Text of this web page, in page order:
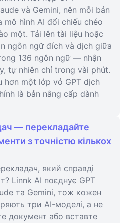
và Gemini, nên mỗi bản
mô hình AI đối chiếu chéo
một. Tải lên tài liệu hoặc
ngôn ngữ đích và dịch giữa
136 ngôn ngữ — nhận
tự nhiên chỉ trong vài phút.
hơn một lớp vỏ GPT dịch
là bản nâng cấp dành
— перекладайте
з точністю кількох
який справді
Linnk AI поєднує GPT
та Gemini, тож кожен
три AI-моделі, а не
документ або вставте